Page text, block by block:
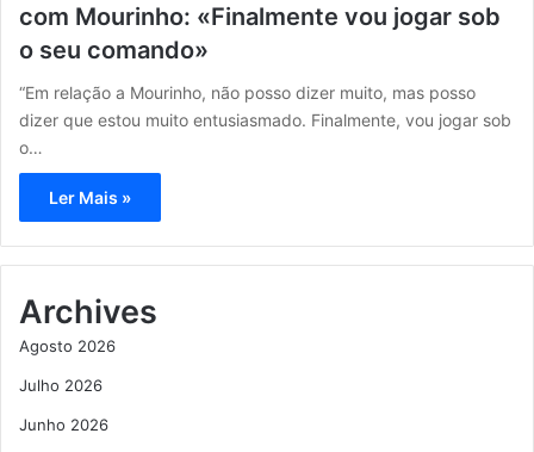
com Mourinho: «Finalmente vou jogar sob
o seu comando»
“Em relação a Mourinho, não posso dizer muito, mas posso
dizer que estou muito entusiasmado. Finalmente, vou jogar sob
o…
Ler Mais »
Archives
Agosto 2026
Julho 2026
Junho 2026